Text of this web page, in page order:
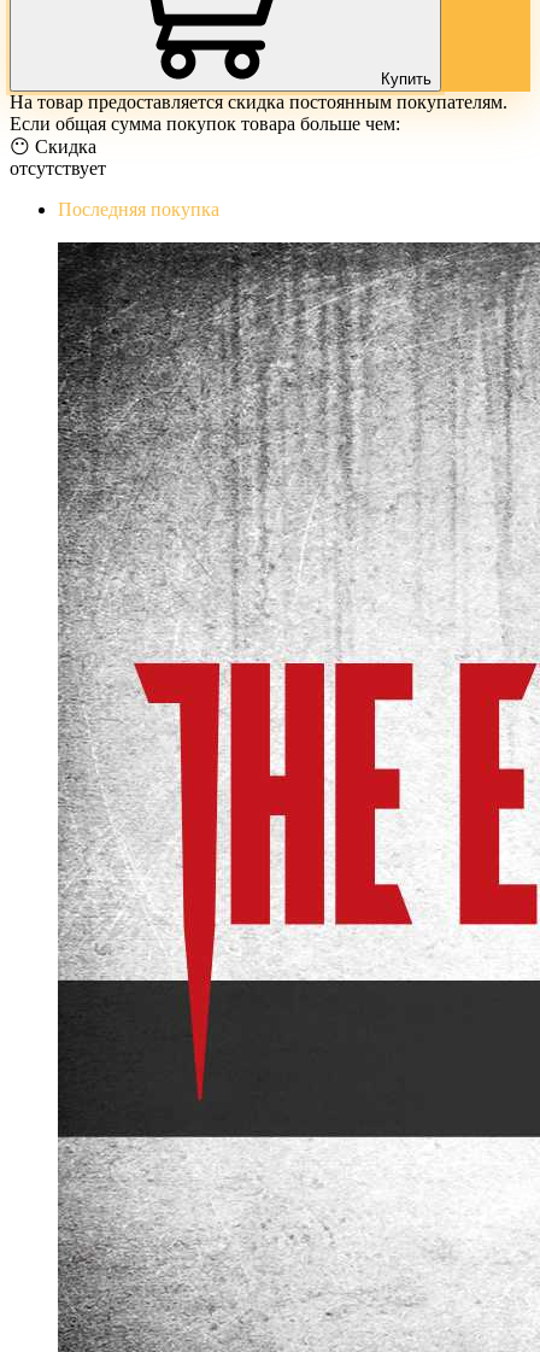
Купить
На товар предоставляется скидка постоянным покупателям.
Если общая сумма покупок товара больше чем:
😶 Скидка
отсутствует
Последняя покупка